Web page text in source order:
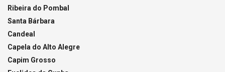
Ribeira do Pombal
Santa Bárbara
Candeal
Capela do Alto Alegre
Capim Grosso